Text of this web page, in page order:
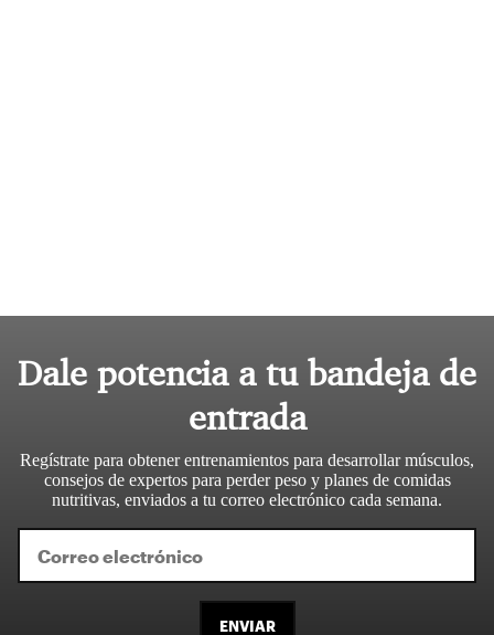
Dale potencia a tu bandeja de
entrada
Regístrate para obtener entrenamientos para desarrollar músculos,
consejos de expertos para perder peso y planes de comidas
nutritivas, enviados a tu correo electrónico cada semana.
ENVIAR